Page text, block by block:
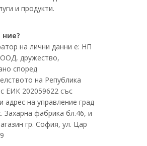
и продукти.
ние?
на лични данни е: НП
дружество,
според
на Република
ЕИК 202059622 със
адрес на управление град
Захарна фабрика бл.46, и
гр. София, ул. Цар